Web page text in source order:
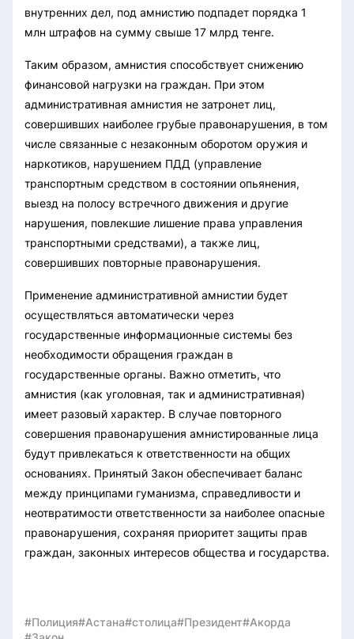
внутренних дел, под амнистию подпадет порядка 1
млн штрафов на сумму свыше 17 млрд тенге.
Таким образом, амнистия способствует снижению
финансовой нагрузки на граждан. При этом
административная амнистия не затронет лиц,
совершивших наиболее грубые правонарушения, в том
числе связанные с незаконным оборотом оружия и
наркотиков, нарушением ПДД (управление
транспортным средством в состоянии опьянения,
выезд на полосу встречного движения и другие
нарушения, повлекшие лишение права управления
транспортными средствами), а также лиц,
совершивших повторные правонарушения.
Применение административной амнистии будет
осуществляться автоматически через
государственные информационные системы без
необходимости обращения граждан в
государственные органы. Важно отметить, что
амнистия (как уголовная, так и административная)
имеет разовый характер. В случае повторного
совершения правонарушения амнистированные лица
будут привлекаться к ответственности на общих
основаниях. Принятый Закон обеспечивает баланс
между принципами гуманизма, справедливости и
неотвратимости ответственности за наиболее опасные
правонарушения, сохраняя приоритет защиты прав
граждан, законных интересов общества и государства.
#Полиция#Астана#столица#Президент#Акорда